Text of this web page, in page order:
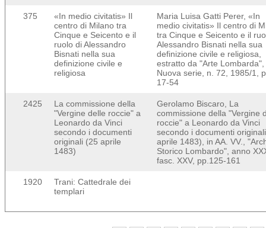
375
«In medio civitatis» Il
centro di Milano tra
Cinque e Seicento e il
ruolo di Alessandro
Bisnati nella sua
definizione civile e
religiosa
Maria Luisa Gatti Perer, «In
medio civitatis» Il centro di
tra Cinque e Seicento e il
Alessandro Bisnati nella sua
definizione civile e religiosa,
estratto da "Arte Lombarda",
Nuova serie, n. 72, 1985/1,
17-54
2425
La commissione della
"Vergine delle roccie" a
Leonardo da Vinci
secondo i documenti
originali (25 aprile
1483)
Gerolamo Biscaro, La
commissione della "Vergine
roccie" a Leonardo da Vinci
secondo i documenti
aprile 1483), in AA. VV.,
Storico Lombardo", anno
fasc. XXV, pp.125-161
1920
Trani: Cattedrale dei
templari